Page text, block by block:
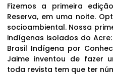
Fizemos a primeira
Reserva, em uma noite.
socioambiental. Nossa
indígenas isolados do Acre:
Brasil Indígena por
Jaime inventou de fazer
toda revista tem que ter